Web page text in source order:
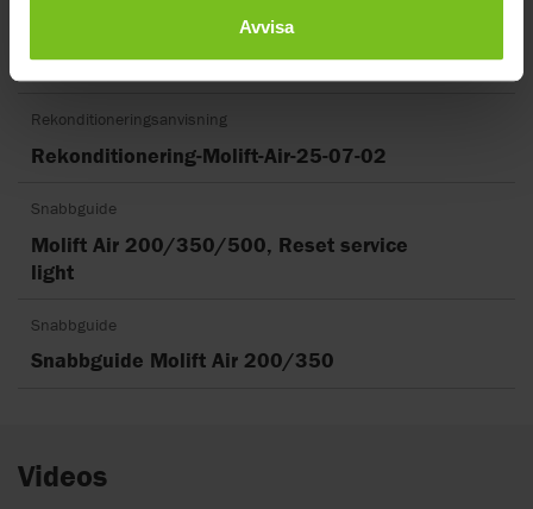
Avvisa
Molift Air 200-205-300-350
Rekonditioneringsanvisning
Rekonditionering-Molift-Air-25-07-02
Snabbguide
Molift Air 200/350/500, Reset service
light
Snabbguide
Snabbguide Molift Air 200/350
Videos